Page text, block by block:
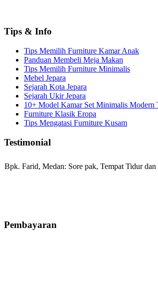
Tips & Info
Tips Memilih Furniture Kamar Anak
Panduan Membeli Meja Makan
Tips Memilih Furniture Minimalis
Mebel Jepara
Sejarah Kota Jepara
Sejarah Ukir Jepara
10+ Model Kamar Set Minimalis Modern
Furniture Klasik Eropa
Tips Mengatasi Furniture Kusam
Testimonial
Bpk. Farid, Medan: Sore pak, Tempat Tidur
Pembayaran